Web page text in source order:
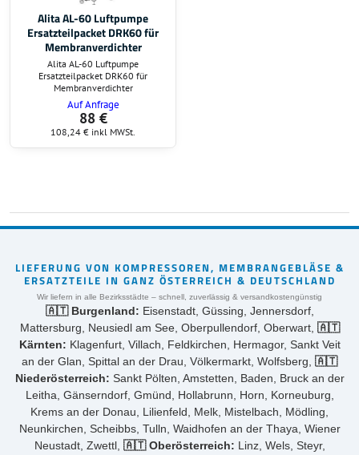
Alita AL-60 Luftpumpe
Ersatzteilpacket DRK60 für
Membranverdichter
Alita AL-60 Luftpumpe
Ersatzteilpacket DRK60 für
Membranverdichter
Auf Anfrage
88 €
108,24 € inkl MWSt.
LIEFERUNG VON KOMPRESSOREN, MEMBRANGEBLÄSE &
ERSATZTEILE IN GANZ ÖSTERREICH & DEUTSCHLAND
Wir liefern in alle Bezirksstädte – schnell, zuverlässig & versandkostengünstig
🇦🇹 Burgenland: Eisenstadt, Güssing, Jennersdorf,
Mattersburg, Neusiedl am See, Oberpullendorf, Oberwart, 🇦🇹
Kärnten: Klagenfurt, Villach, Feldkirchen, Hermagor, Sankt Veit
an der Glan, Spittal an der Drau, Völkermarkt, Wolfsberg, 🇦🇹
Niederösterreich: Sankt Pölten, Amstetten, Baden, Bruck an der
Leitha, Gänserndorf, Gmünd, Hollabrunn, Horn, Korneuburg,
Krems an der Donau, Lilienfeld, Melk, Mistelbach, Mödling,
Neunkirchen, Scheibbs, Tulln, Waidhofen an der Thaya, Wiener
Neustadt, Zwettl, 🇦🇹 Oberösterreich: Linz, Wels, Steyr,